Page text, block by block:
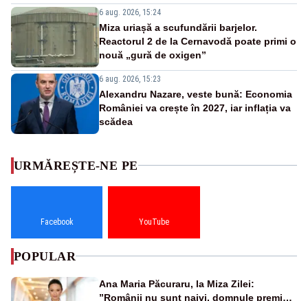
6 aug. 2026, 15:24
Miza uriașă a scufundării barjelor.
Reactorul 2 de la Cernavodă poate primi o
nouă „gură de oxigen”
6 aug. 2026, 15:23
Alexandru Nazare, veste bună: Economia
României va crește în 2027, iar inflația va
scădea
URMĂREȘTE-NE PE
Facebook YouTube
POPULAR
Ana Maria Păcuraru, la Miza Zilei:
”Românii nu sunt naivi, domnule premier